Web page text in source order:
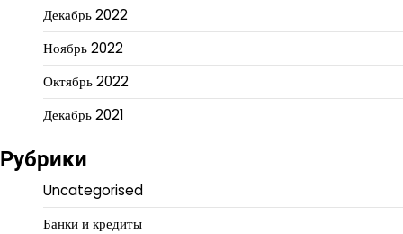
Декабрь 2022
Ноябрь 2022
Октябрь 2022
Декабрь 2021
Рубрики
Uncategorised
Банки и кредиты